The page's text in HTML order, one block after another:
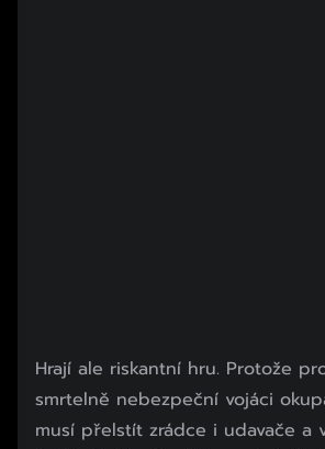
Hrají ale riskantní hru. Protože
smrtelně nebezpeční vojáci
musí přelstít zrádce i udavače a